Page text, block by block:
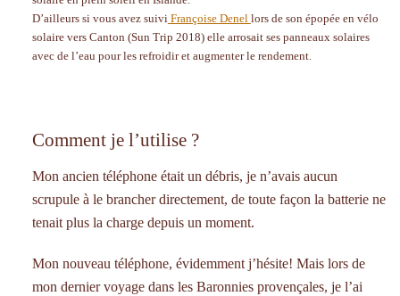
D’ailleurs si vous avez suivi Françoise Denel lors de son épopée en vélo
solaire vers Canton (Sun Trip 2018) elle arrosait ses panneaux solaires
avec de l’eau pour les refroidir et augmenter le rendement.
Comment je l’utilise ?
Mon ancien téléphone était un débris, je n’avais aucun
scrupule à le brancher directement, de toute façon la batterie ne
tenait plus la charge depuis un moment.
Mon nouveau téléphone, évidemment j’hésite! Mais lors de
mon dernier voyage dans les Baronnies provençales, je l’ai